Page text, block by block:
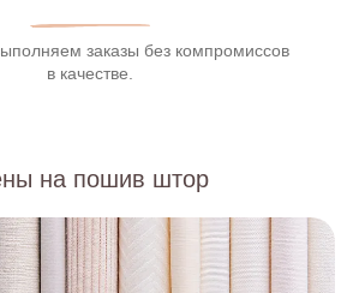
заказы без компромиссов
в качестве.
на пошив штор